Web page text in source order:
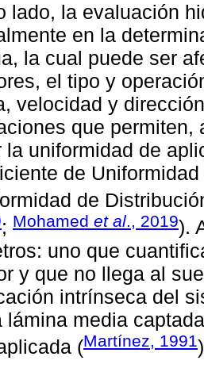
lado, la evaluación
en la
la cual puede ser
el tipo y
velocidad y
que
la uniformidad de
de
de
; Mohamed et al., 2019).
uno que
y que no llega al
intrínseca del
lámina media
(Martínez, 1991